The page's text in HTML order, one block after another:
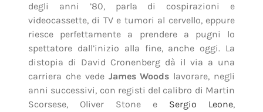
degli anni ’80, parla di cospirazioni e
videocassette, di TV e tumori al cervello, eppure
riesce perfettamente a prendere a pugni lo
spettatore dall’inizio alla fine, anche oggi. La
distopia di David Cronenberg dà il via a una
carriera che vede James Woods lavorare, negli
anni successivi, con registi del calibro di Martin
Scorsese, Oliver Stone e Sergio Leone,